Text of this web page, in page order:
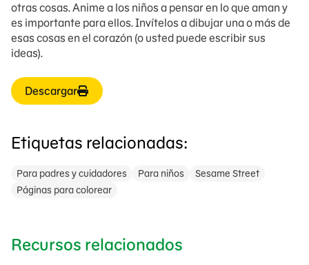
otras cosas. Anime a los niños a pensar en lo que aman y
es importante para ellos. Invítelos a dibujar una o más de
esas cosas en el corazón (o usted puede escribir sus
ideas).
Descargar
Etiquetas relacionadas:
Para padres y cuidadores Para niños
Sesame Street
Páginas para colorear
Recursos relacionados